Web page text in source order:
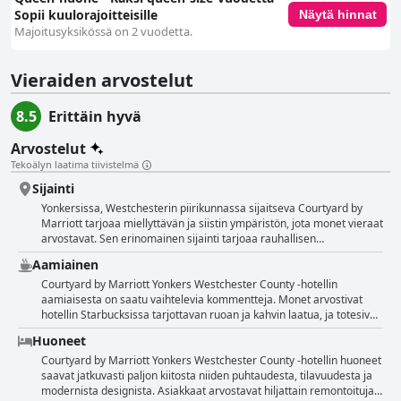
Sopii kuulorajoitteisille
Majoitusyksikössä on 2 vuodetta.
Näytä hinnat
Vieraiden arvostelut
8.5
Erittäin hyvä
Arvostelut
Tekoälyn laatima tiivistelmä
Sijainti
Yonkersissa, Westchesterin piirikunnassa sijaitseva Courtyard by
Marriott tarjoaa miellyttävän ja siistin ympäristön, jota monet vieraat
arvostavat. Sen erinomainen sijainti tarjoaa rauhallisen
esikaupunkimiljöön, mutta on silti lyhyen matkan päässä New York
Citystä, mikä tekee siitä kätevän sekä kaupunkivierailuille että
paikallisiin tapahtumiin osallistumiseen. Asiakkaat korostavat
hotellin siisteyttä ja moderneja ominaisuuksia, jotka takaavat
hygieenisen ja hyvin hoidetun oleskelun. Hotelli tarjoaa viihtyisiä
huoneita, joissa on runsaasti mukavuuksia, kuten tilavat
kylpyhuoneet ja ilmainen pysäköinti. Ystävällinen ja huomaavainen
henkilökunta luo lämpimän ilmapiirin, mikä parantaa yleistä
asiakaskokemusta. Monista eduistaan huolimatta hotelli sijaitsee
kaukana julkisista kulkuvälineistä, mikä saattaa olla haittapuoli
Aamiainen
Courtyard by Marriott Yonkers Westchester County -hotellin
aamiaisesta on saatu vaihtelevia kommentteja. Monet arvostivat
hotellin Starbucksissa tarjottavan ruoan ja kahvin laatua, ja totesivat
sen olevan hyvää, vaikka valikoima olikin hieman suppea. Myös
aamiaisvalikoiman erinomaisuutta korostettiin positiivisissa
kommenteissa. Useissa arvosteluissa kuitenkin huomautettiin, että
aamiainen ei ole ilmainen ja se voi olla melko kallis. Jotkut asiakkaat
pitivät 15 dollarin veloittamista henkilöä kohden loukkaavana.
Huoneet
Courtyard by Marriott Yonkers Westchester County -hotellin huoneet
saavat jatkuvasti paljon kiitosta niiden puhtaudesta, tilavuudesta ja
modernista designista. Asiakkaat arvostavat hiljattain remontoituja